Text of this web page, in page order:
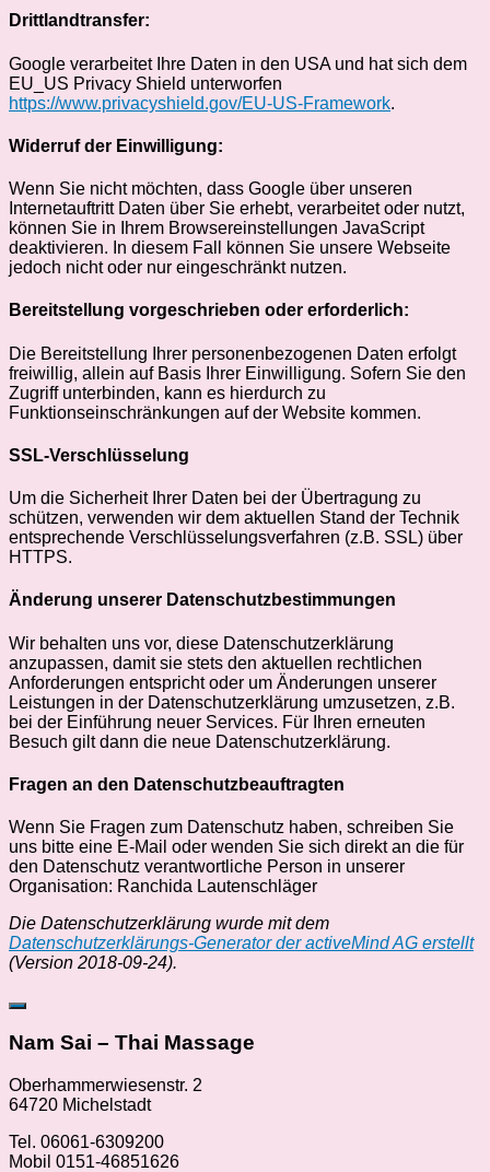
Drittlandtransfer:
Google verarbeitet Ihre Daten in den USA und hat sich dem
EU_US Privacy Shield unterworfen
https://www.privacyshield.gov/EU-US-Framework.
Widerruf der Einwilligung:
Wenn Sie nicht möchten, dass Google über unseren
Internetauftritt Daten über Sie erhebt, verarbeitet oder nutzt,
können Sie in Ihrem Browsereinstellungen JavaScript
deaktivieren. In diesem Fall können Sie unsere Webseite
jedoch nicht oder nur eingeschränkt nutzen.
Bereitstellung vorgeschrieben oder erforderlich:
Die Bereitstellung Ihrer personenbezogenen Daten erfolgt
freiwillig, allein auf Basis Ihrer Einwilligung. Sofern Sie den
Zugriff unterbinden, kann es hierdurch zu
Funktionseinschränkungen auf der Website kommen.
SSL-Verschlüsselung
Um die Sicherheit Ihrer Daten bei der Übertragung zu
schützen, verwenden wir dem aktuellen Stand der Technik
entsprechende Verschlüsselungsverfahren (z.B. SSL) über
HTTPS.
Änderung unserer Datenschutzbestimmungen
Wir behalten uns vor, diese Datenschutzerklärung
anzupassen, damit sie stets den aktuellen rechtlichen
Anforderungen entspricht oder um Änderungen unserer
Leistungen in der Datenschutzerklärung umzusetzen, z.B.
bei der Einführung neuer Services. Für Ihren erneuten
Besuch gilt dann die neue Datenschutzerklärung.
Fragen an den Datenschutzbeauftragten
Wenn Sie Fragen zum Datenschutz haben, schreiben Sie
uns bitte eine E-Mail oder wenden Sie sich direkt an die für
den Datenschutz verantwortliche Person in unserer
Organisation: Ranchida Lautenschläger
Die Datenschutzerklärung wurde mit dem
Datenschutzerklärungs-Generator der activeMind AG erstellt
(Version 2018-09-24).
Nam Sai – Thai Massage
Oberhammerwiesenstr. 2
64720 Michelstadt
Tel. 06061-6309200
Mobil 0151-46851626